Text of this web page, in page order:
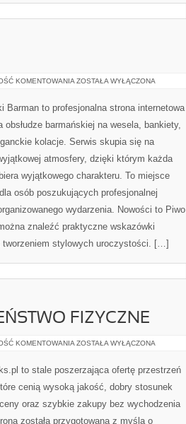
KOMENTOWANIA WINA
ZOSTAŁA WYŁĄCZONA
Barman to profesjonalna strona internetowa
obsłudze barmańskiej na wesela, bankiety,
kolacje. Serwis skupia się na
atmosfery, dzięki którym każda
wyjątkowego charakteru. To miejsce
osób poszukujących profesjonalnej
wydarzenia. Nowości to Piwo
znaleźć praktyczne wskazówki
tworzeniem stylowych uroczystości. […]
FIZYCZNE
KOMENTOWANIA MONITORING
FIZYCZNE
ZOSTAŁA WYŁĄCZONA
to stale poszerzająca ofertę przestrzeń
cenią wysoką jakość, dobry stosunek
oraz szybkie zakupy bez wychodzenia
została przygotowana z myślą o